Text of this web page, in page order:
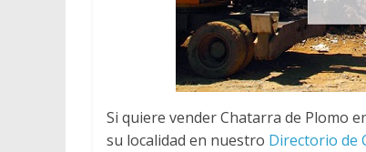
Si quiere vender Chatarra de Plomo
su localidad en nuestro Directorio de